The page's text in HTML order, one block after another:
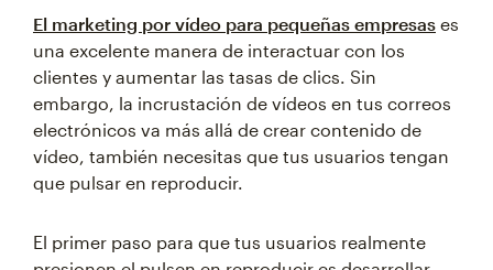
El marketing por vídeo para pequeñas empresas es
una excelente manera de interactuar con los
clientes y aumentar las tasas de clics. Sin
embargo, la incrustación de vídeos en tus correos
electrónicos va más allá de crear contenido de
vídeo, también necesitas que tus usuarios tengan
que pulsar en reproducir.
El primer paso para que tus usuarios realmente